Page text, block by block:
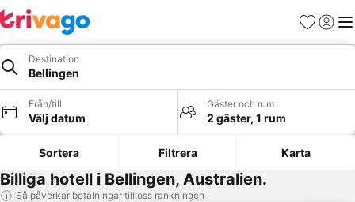
Favoriter
Logga
Destination
Bellingen
Från/till
Välj datum
Gäster och rum
2 gäster, 1 rum
Sortera Filtrera Karta
Billiga hotell i Bellingen, Australien.
Så påverkar betalningar till oss rankningen